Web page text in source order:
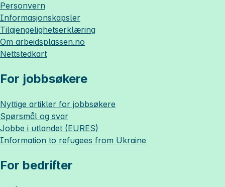
Personvern
Informasjonskapsler
Tilgjengelighetserklæring
Om arbeidsplassen.no
Nettstedkart
For jobbsøkere
Nyttige artikler for jobbsøkere
Spørsmål og svar
Jobbe i utlandet (EURES)
Information to refugees from Ukraine
For bedrifter